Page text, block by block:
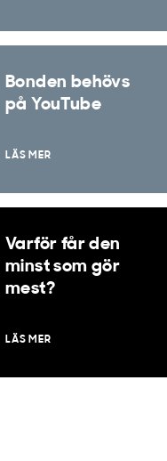
Bonden behövs
på YouTube
LÄS MER
Varför får den
minst som gör
mest?
LÄS MER